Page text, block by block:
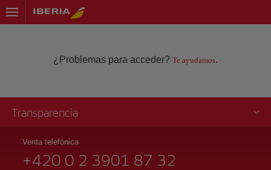
¿Problemas para acceder? Te ayudamos.
Transparencia
Venta telefónica
+420 0 2 3901 87 32